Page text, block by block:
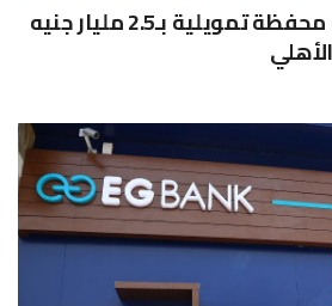
“قسطلي” تستهدف محفظة تمويلية بـ2.5 مليار جنيه